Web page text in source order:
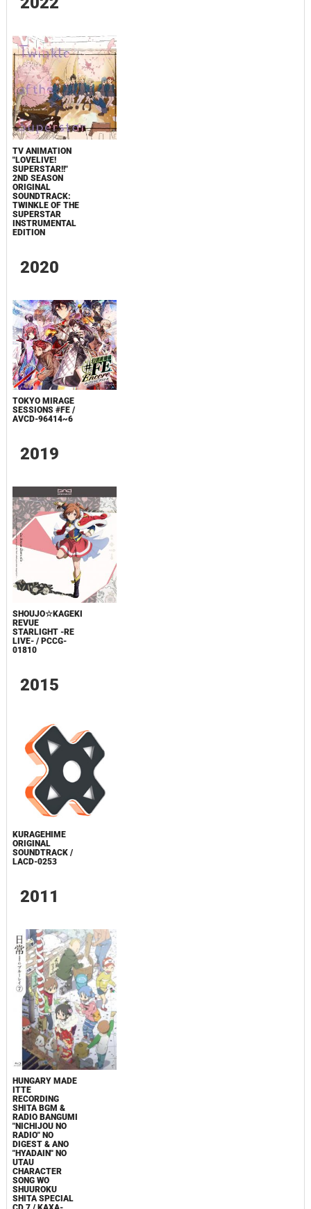
TV ANIMATION
"LOVELIVE!
SUPERSTAR!!"
2ND SEASON
ORIGINAL
SOUNDTRACK:
TWINKLE OF THE
SUPERSTAR
INSTRUMENTAL
EDITION
2020
TOKYO MIRAGE
SESSIONS #FE /
AVCD-96414~6
2019
SHOUJO☆KAGEKI
REVUE
STARLIGHT -RE
LIVE- / PCCG-
01810
2015
KURAGEHIME
ORIGINAL
SOUNDTRACK /
LACD-0253
2011
HUNGARY MADE
ITTE
RECORDING
SHITA BGM &
RADIO BANGUMI
"NICHIJOU NO
RADIO" NO
DIGEST & ANO
"HYADAIN" NO
UTAU
CHARACTER
SONG WO
SHUUROKU
SHITA SPECIAL